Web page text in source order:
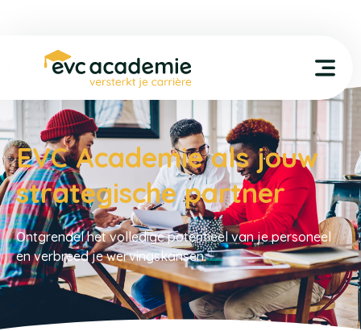
EVC Academie als jouw
strategische partner
Ontgrendel het volledige potentieel van je personeel
en verbreed je wervingskansen.